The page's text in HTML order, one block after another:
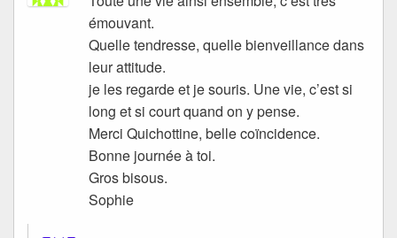
émouvant.
Quelle tendresse, quelle bienveillance dans
leur attitude.
je les regarde et je souris. Une vie, c’est si
long et si court quand on y pense.
Merci Quichottine, belle coïncidence.
Bonne journée à toi.
Gros bisous.
Sophie